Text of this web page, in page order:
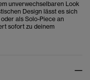
unverwechselbaren Look
Design lässt es sich
als Solo-Piece an
sofort zu deinem